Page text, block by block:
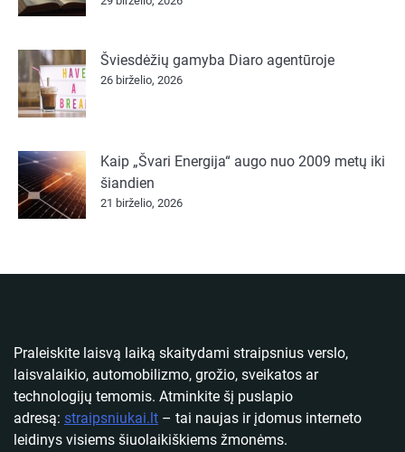
Šviesdėžių gamyba Diaro agentūroje
26 birželio, 2026
Kaip „Švari Energija“ augo nuo 2009 metų iki
šiandien
21 birželio, 2026
Praleiskite laisvą laiką skaitydami straipsnius verslo,
laisvalaikio, automobilizmo, grožio, sveikatos ar
technologijų temomis. Atminkite šį puslapio
adresą: straipsniukai.lt – tai naujas ir įdomus interneto
leidinys visiems šiuolaikiškiems žmonėms.